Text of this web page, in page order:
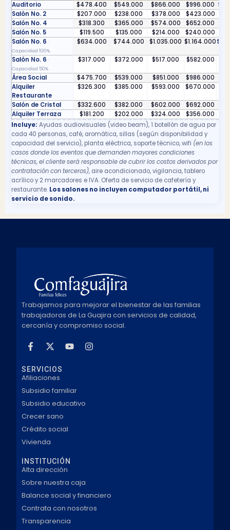
Auditorio $478.400 $549.000 $866.000 $996.000
Salón No. 2
$207.000 $238.000 $378.000 $423.000
Salón No. 4
$318.300 $365.000 $574.000 $652.000
Salón No. 5
$119.500 $135.000 $214.000 $240.000
Salón No. 6 ·
Capacidad 100%
$634.000 $744.000 $1.035.000 $1.164.000
Salón No. 6 ·
Capacidad 50%
$317.000 $372.000 $517.000 $582.000
Área Social $475.700 $539.000 $851.000 $986.000
Alquiler
Restaurante
$326.300 $385.000 $593.000 $670.000
Salón de Cristal $332.600 $382.000 $602.000 $692.000
Alquiler Terraza
$181.200 $202.000 $324.000 $356.000
Incluye: Ayudas audiovisuales (video beam), 1 botellón de agua por
cada 40 personas, café, aromática, sillas (según disponibilidad y
capacidad del servicio), planta eléctrica, soporte técnico, wifi (en los
casos donde los eventos que demanden mayores condiciones
técnicas, el cliente será responsable de cubrir los costos derivados por
contratación con terceros), aire acondicionado, vigilancia, tablero
acrílico y 2 marcadores e IVA. Oferta de servicio de cafetería y
restaurante. Los salones no incluyen computador portátil, ni
servicio de sonido.
Trabajamos para mejorar el bienestar de las familias
trabajadoras de La Guajira con servicios de calidad,
cercanía y compromiso social.
SERVICIOS
Afiliaciones
Subsidio familiar
Subsidio educativo
Crecer sano
Crédito social
Vivienda
INSTITUCIÓN
Alta dirección
Sobre nuestra caja
Balance social y financiero
Contrata con nosotros
Transparencia